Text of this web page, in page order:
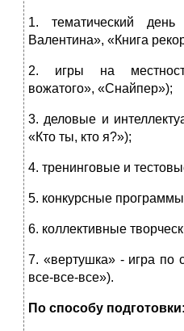
1. тематический
Валентина», «Книга
2. игры на
вожатого», «Снайпер»);
3. деловые и
«Кто ты, кто я?»);
4. тренинговые и
5. конкурсные
6. коллективные
7. «вертушка» - игра по
все-все-все»).
По способу подготовки: